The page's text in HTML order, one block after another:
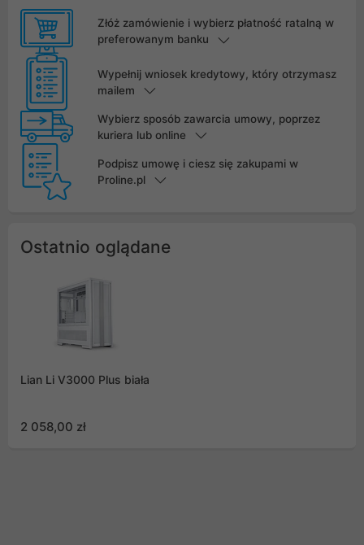
Złóż zamówienie i wybierz płatność ratalną w
preferowanym banku
Wypełnij wniosek kredytowy, który otrzymasz
mailem
Wybierz sposób zawarcia umowy, poprzez
kuriera lub online
Podpisz umowę i ciesz się zakupami w
Proline.pl
Ostatnio oglądane
Lian Li V3000 Plus biała
2 058,00 zł